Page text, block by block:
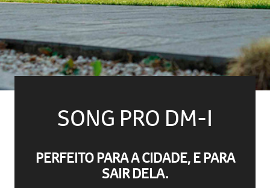
SONG PRO DM-I
PERFEITO PARA A CIDADE, E PARA
SAIR DELA.